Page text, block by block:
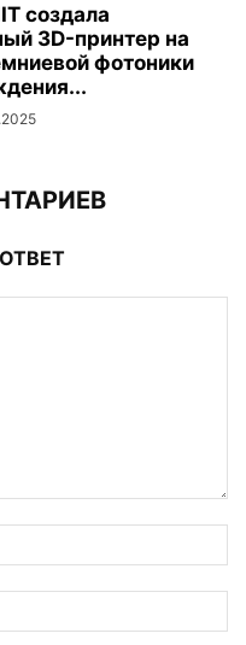
создала
3D-принтер на
фотоники